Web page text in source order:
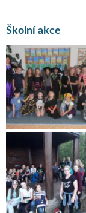
Školní akce